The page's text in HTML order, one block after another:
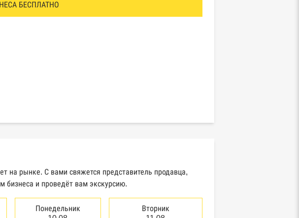
БЕСПЛАТНО
на рынке. С вами свяжется представитель продавца,
бизнеса и проведёт вам экскурсию.
Понедельник
Вторник